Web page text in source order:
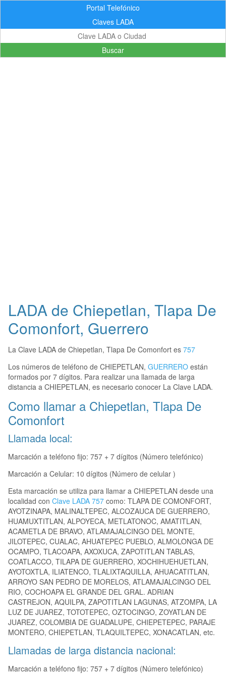
Portal Telefónico
Claves LADA
Buscar
LADA de Chiepetlan, Tlapa De
Comonfort, Guerrero
La Clave LADA de Chiepetlan, Tlapa De Comonfort es 757
Los números de teléfono de CHIEPETLAN, GUERRERO están
formados por 7 dígitos. Para realizar una llamada de larga
distancia a CHIEPETLAN, es necesario conocer La Clave LADA.
Como llamar a Chiepetlan, Tlapa De
Comonfort
Llamada local:
Marcación a teléfono fijo: 757 + 7 dígitos (Número telefónico)
Marcación a Celular: 10 dígitos (Número de celular )
Esta marcación se utiliza para llamar a CHIEPETLAN desde una
localidad con Clave LADA 757 como: TLAPA DE COMONFORT,
AYOTZINAPA, MALINALTEPEC, ALCOZAUCA DE GUERRERO,
HUAMUXTITLAN, ALPOYECA, METLATONOC, AMATITLAN,
ACAMETLA DE BRAVO, ATLAMAJALCINGO DEL MONTE,
JILOTEPEC, CUALAC, AHUATEPEC PUEBLO, ALMOLONGA DE
OCAMPO, TLACOAPA, AXOXUCA, ZAPOTITLAN TABLAS,
COATLACCO, TILAPA DE GUERRERO, XOCHIHUEHUETLAN,
AYOTOXTLA, ILIATENCO, TLALIXTAQUILLA, AHUACATITLAN,
ARROYO SAN PEDRO DE MORELOS, ATLAMAJALCINGO DEL
RIO, COCHOAPA EL GRANDE DEL GRAL. ADRIAN
CASTREJON, AQUILPA, ZAPOTITLAN LAGUNAS, ATZOMPA, LA
LUZ DE JUAREZ, TOTOTEPEC, OZTOCINGO, ZOYATLAN DE
JUAREZ, COLOMBIA DE GUADALUPE, CHIEPETEPEC, PARAJE
MONTERO, CHIEPETLAN, TLAQUILTEPEC, XONACATLAN, etc.
Llamadas de larga distancia nacional:
Marcación a teléfono fijo: 757 + 7 dígitos (Número telefónico)